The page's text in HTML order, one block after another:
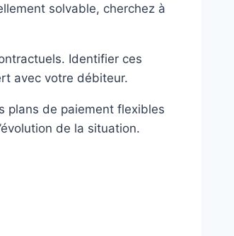
solvable, cherchez à
Identifier ces
avec votre débiteur.
plans de paiement flexibles
de la situation.